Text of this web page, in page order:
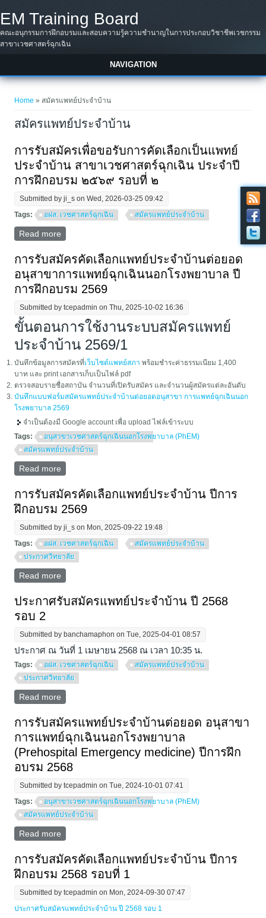
EM Training Board
คณะอนุกรรมการฝึกอบรมและสอบความรู้ความชำนาญในการประกอบวิชาชีพเวชกรรม
สาขาเวชศาสตร์ฉุกเฉิน
NAVIGATION
You are here
Home » สมัครแพทย์ประจำบ้าน
สมัครแพทย์ประจำบ้าน
การรับสมัครเพื่อขอรับการคัดเลือกเป็นแพทย์
ประจําบ้าน สาขาเวชศาสตร์ฉุกเฉิน ประจําปี
การฝึกอบรม ๒๕๖๙ รอบที่ ๒
Submitted byji_s on Wed, 2026-03-25 09:42
Tags:
อฝส. เวชศาสตร์ฉุกเฉิน สมัครแพทย์ประจำบ้าน
Read more about การรับสมัครเพื่อขอรับการคัดเลือกเป็นแพทย์ประ
จําบ้าน สาขาเวชศาสตร์ฉุกเฉิน ประจําปีการฝึกอบรม
๒๕๖๙ รอบที่ ๒
การรับสมัครคัดเลือกแพทย์ประจำบ้านต่อยอด
อนุสาขาการแพทย์ฉุกเฉินนอกโรงพยาบาล ปี
การฝึกอบรม 2569
Submitted bytcepadmin on Thu, 2025-10-02 16:36
ขั้นตอนการใช้งานระบบสมัครแพทย์
ประจำบ้าน 2569/1
บันทึกข้อมูลการสมัครที่เว็บไซต์แพทย์สภา พร้อมชำระค่าธรรมเนียม 1,400
บาท และ print เอกสารเก็บเป็นไฟล์ pdf
ตรวจสอบรายชื่อสถาบัน จำนวนที่เปิดรับสมัคร และจำนวนผู้สมัครแต่ละอันดับ
บันทึกแบบฟอร์มสมัครแพทย์ประจำบ้านต่อยอดอนุสาขา การแพทย์ฉุกเฉินนอก
โรงพยาบาล 2569
จำเป็นต้องมี Google account เพื่อ upload ไฟล์เข้าระบบ
Tags:
อนุสาขาเวชศาสตร์ฉุกเฉินนอกโรงพยาบาล (PhEM)
สมัครแพทย์ประจำบ้าน
Read more
2569
การรับสมัครคัดเลือกแพทย์ประจำบ้าน ปีการ
ฝึกอบรม 2569
Submitted byji_s on Mon, 2025-09-22 19:48
Tags:
อฝส. เวชศาสตร์ฉุกเฉิน
สมัครแพทย์ประจำบ้าน
ประกาศวิทยาลัย
Read more
ประกาศรับสมัครแพทย์ประจำบ้าน ปี 2568
รอบ 2
Submitted by banchamaphon on Tue, 2025-04-01 08:57
ประกาศ ณ วันที่ 1 เมษายน 2568 ณ เวลา 10:35 น.
Tags: อฝส. เวชศาสตร์ฉุกเฉิน
สมัครแพทย์ประจำบ้าน
ประกาศวิทยาลัย
Read more
การรับสมัครแพทย์ประจำบ้านต่อยอด อนุสาขา
การแพทย์ฉุกเฉินนอกโรงพยาบาล
(Prehospital Emergency medicine) ปีการฝึก
อบรม 2568
Submitted bytcepadmin on Tue, 2024-10-01 07:41
Tags:
อนุสาขาเวชศาสตร์ฉุกเฉินนอกโรงพยาบาล (PhEM)
สมัครแพทย์ประจำบ้าน
Read more
Emergency medicine) ปีการฝึกอบรม 2568
การรับสมัครคัดเลือกแพทย์ประจำบ้าน ปีการ
ฝึกอบรม 2568 รอบที่ 1
Submitted bytcepadmin on Mon, 2024-09-30 07:47
ประกาศรับสมัครแพทย์ประจำบ้าน ปี 2568 รอบ 1